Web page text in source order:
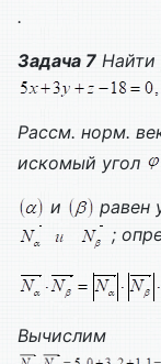
.
Задача 7 Найти
Рассм. норм.
искомый угол
и
равен
;
Вычислим